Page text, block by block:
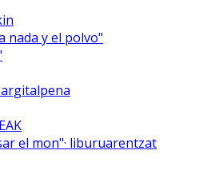
nada y el polvo"
argitalpena
el mon"· liburuarentzat